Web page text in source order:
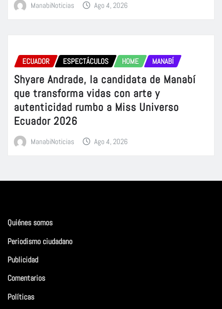
ManabiNoticias Ago 4, 2026
ECUADOR ESPECTÁCULOS HOME MANABÍ
Shyare Andrade, la candidata de Manabí
que transforma vidas con arte y
autenticidad rumbo a Miss Universo
Ecuador 2026
ManabiNoticias Ago 4, 2026
Quiénes somos
Periodismo ciudadano
Publicidad
Comentarios
Políticas